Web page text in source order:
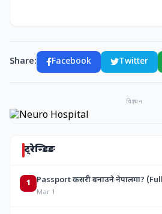
Share: Facebook Twitter
विज्ञापन
ट्रेन्डिङ
1 Passport कसरी बनाउने नेपालमा?
Mar 1